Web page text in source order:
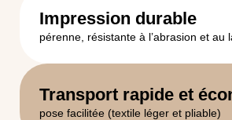
Impression durable
pérenne, résistante à l’abrasion et au
Transport rapide et
pose facilitée (textile léger et pliable)